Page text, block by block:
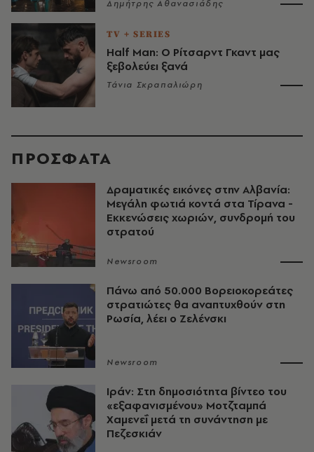
Δημήτρης Αθανασιάδης
TV + SERIES
Half Man: Ο Ρίτσαρντ Γκαντ μας
ξεβολεύει ξανά
Τάνια Σκραπαλιώρη
ΠΡΟΣΦΑΤΑ
Δραματικές εικόνες στην Αλβανία:
Μεγάλη φωτιά κοντά στα Τίρανα -
Εκκενώσεις χωριών, συνδρομή του
στρατού
Newsroom
Πάνω από 50.000 Βορειοκορεάτες
στρατιώτες θα αναπτυχθούν στη
Ρωσία, λέει ο Ζελένσκι
Newsroom
Ιράν: Στη δημοσιότητα βίντεο του
«εξαφανισμένου» Μοτζταμπά
Χαμενεΐ μετά τη συνάντηση με
Πεζεσκιάν